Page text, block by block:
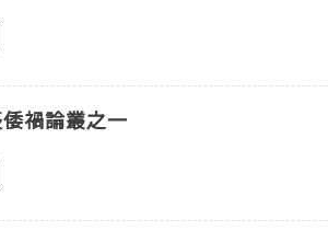
禍論叢之一